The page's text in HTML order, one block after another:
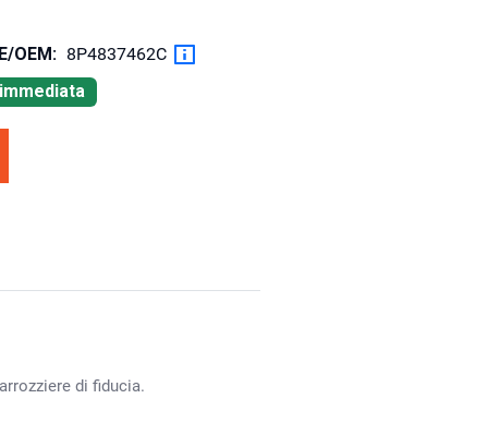
OEM: 8P4837462C
di fiducia.